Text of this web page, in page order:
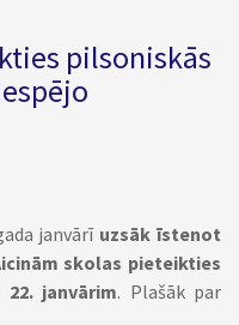
pilsoniskās
janvārī uzsāk īstenot
skolas pieteikties
janvārim. Plašāk par